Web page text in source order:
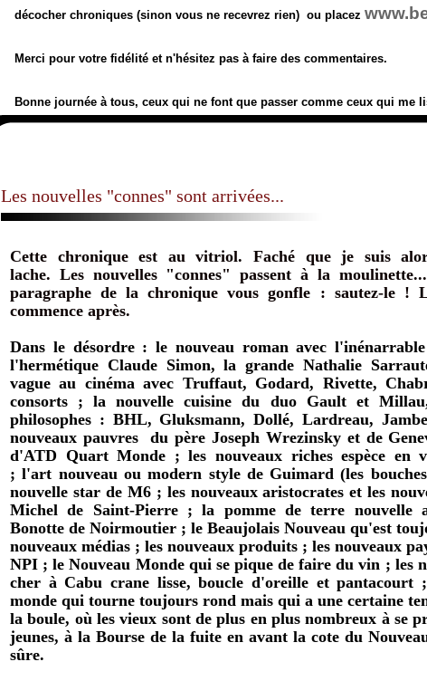
décocher chroniques (sinon vous ne recevrez rien) ou placez
Merci pour votre fidélité et n'hésitez pas à faire des commentaires.
Bonne journée à tous, ceux qui ne font que passer comme ceux qui me
Les nouvelles "connes" sont arrivées...
Cette chronique est au vitriol. Faché que je suis
lache. Les nouvelles "connes" passent à la
paragraphe de la chronique vous gonfle : sautez-le !
commence après.
Dans le désordre : le nouveau roman avec
l'hermétique Claude Simon, la grande Nathalie
vague au cinéma avec Truffaut, Godard, Rivette,
consorts ; la nouvelle cuisine du duo Gault et
philosophes : BHL, Gluksmann, Dollé, Lardreau,
nouveaux pauvres du père Joseph Wrezinsky et de
d'ATD Quart Monde ; les nouveaux riches espèce en
; l'art nouveau ou modern style de Guimard (les
nouvelle star de M6 ; les nouveaux aristocrates et les
Michel de Saint-Pierre ; la pomme de terre nouvelle
Bonotte de Noirmoutier ; le Beaujolais Nouveau qu'est
nouveaux médias ; les nouveaux produits ; les nouveaux
NPI ; le Nouveau Monde qui se pique de faire du vin ; les
cher à Cabu crane lisse, boucle d'oreille et pantacourt
monde qui tourne toujours rond mais qui a une certaine
la boule, où les vieux sont de plus en plus nombreux à se
jeunes, à la Bourse de la fuite en avant la cote du
sûre.